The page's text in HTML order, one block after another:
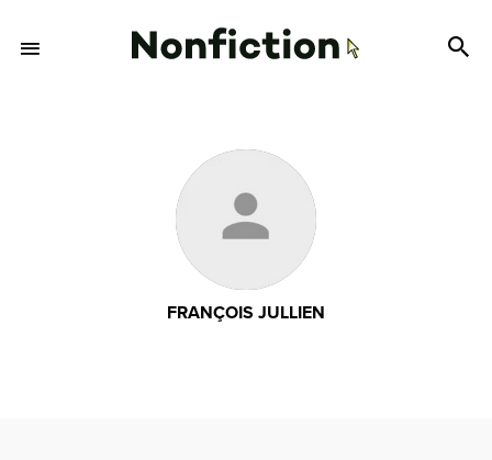
FRANÇOIS JULLIEN